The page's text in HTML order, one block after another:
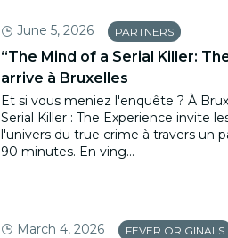
June 5, 2026 PARTNERS
“The Mind of a Serial Killer:
arrive à Bruxelles
Et si vous meniez l'enquête ? À
Serial Killer : The Experience invite
l'univers du true crime à travers un
90 minutes. En ving...
March 4, 2026 FEVER ORIGINALS